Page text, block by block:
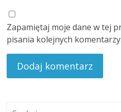
Zapamiętaj moje dane w tej
pisania kolejnych komentarzy.